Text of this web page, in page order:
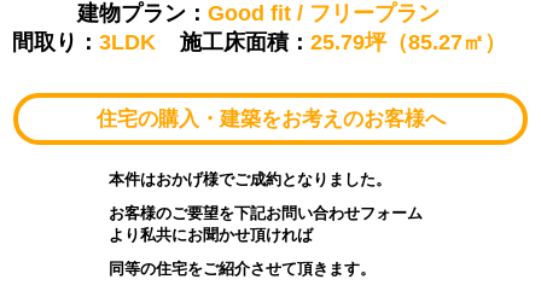
建物プラン： Good fit / フリープラン
間取り： 3LDK 施工床面積： 25.79坪（85.27㎡）
住宅の購入・建築をお考えのお客様へ
本件はおかげ様でご成約となりました。
お客様のご要望を下記お問い合わせフォーム
より私共にお聞かせ頂ければ
同等の住宅をご紹介させて頂きます。